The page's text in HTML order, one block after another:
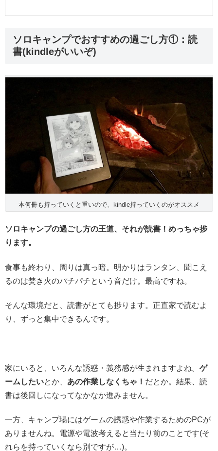
ソロキャンプでおすすめの過ごし方①：読
書(kindleがいいぞ)
本何冊も持っていくと重いので、kindle持っていくのがオススメ
ソロキャンプの過ごし方の王道、それが読書！めっちゃ捗
ります。
食事も終わり、周りは真っ暗。明かりはランタン、聞こえ
るのは焚き火のパチパチという音だけ。最高ですね。
そんな環境だと、読書がとても捗ります。正直家で読むよ
り、ずっと集中できるんです。
家にいると、いろんな誘惑・義務感が生まれますよね。 ゲ
ームしたいとか、 あの作業しなくちゃ！ だとか。結果、読
書は後回しになってなかなか進みません。
一方、キャンプ場にはゲームの誘惑や作業するためのPCが
ありませんね。電源や電波考えると当たり前のことです(そ
れらを持っていくなら別ですが…)。